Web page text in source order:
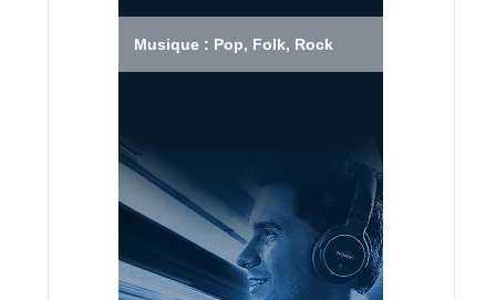
Musique : Pop, Folk, Rock